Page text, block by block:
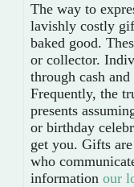
The way to
lavishly costly
baked good.
or collector.
through cash
Frequently, the
presents
or birthday
get you. Gifts
who
information our